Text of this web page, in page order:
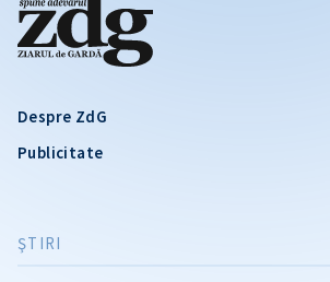
Despre ZdG
Publicitate
ŞTIRI